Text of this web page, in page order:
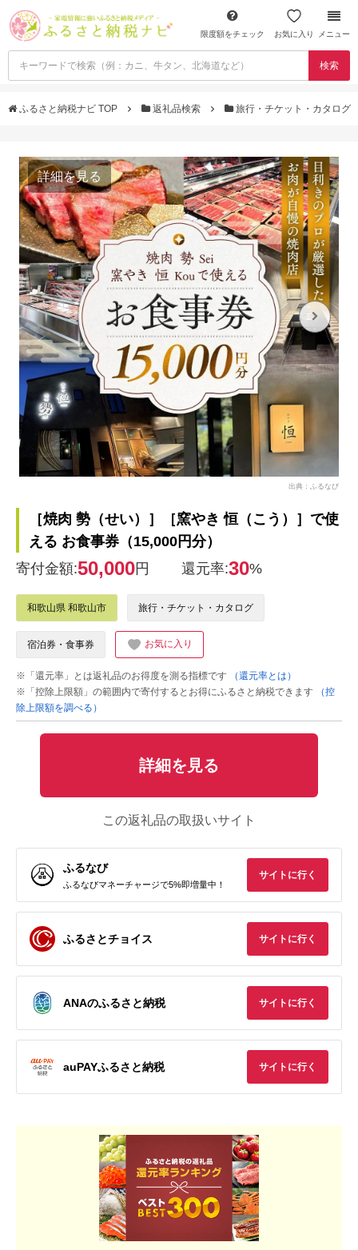
限度額をチェック お気に入り メニュー
検索
ふるさと納税ナビ TOP 返礼品検索 旅行・チケット・カタログ
詳細を見る
出典：ふるなび
［焼肉 勢（せい）］［窯やき 恒（こう）］で使
える お食事券（15,000円分）
寄付金額:50,000円 還元率:30%
和歌山県 和歌山市 旅行・チケット・カタログ
宿泊券・食事券 お気に入り
※「還元率」とは返礼品のお得度を測る指標です
（還元率とは）
※「控除上限額」の範囲内で寄付するとお得にふるさと納税できます
（控
除上限額を調べる）
詳細を見る
この返礼品の取扱いサイト
ふるなび
ふるなびマネーチャージで5%即増量中！
サイトに行く
ふるさとチョイス サイトに行く
ANAのふるさと納税 サイトに行く
auPAYふるさと納税 サイトに行く